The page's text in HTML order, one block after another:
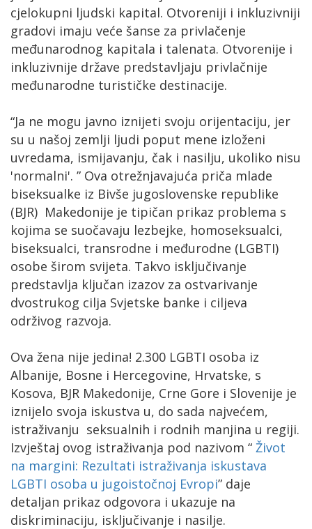
cjelokupni ljudski kapital. Otvoreniji i inkluzivniji
gradovi imaju veće šanse za privlačenje
međunarodnog kapitala i talenata. Otvorenije i
inkluzivnije države predstavljaju privlačnije
međunarodne turističke destinacije.
“Ja ne mogu javno iznijeti svoju orijentaciju, jer
su u našoj zemlji ljudi poput mene izloženi
uvredama, ismijavanju, čak i nasilju, ukoliko nisu
'normalni'. ” Ova otrežnjavajuća priča mlade
biseksualke iz Bivše jugoslovenske republike
(BJR) Makedonije je tipičan prikaz problema s
kojima se suočavaju lezbejke, homoseksualci,
biseksualci, transrodne i međurodne (LGBTI)
osobe širom svijeta. Takvo isključivanje
predstavlja ključan izazov za ostvarivanje
dvostrukog cilja Svjetske banke i ciljeva
održivog razvoja.
Ova žena nije jedina! 2.300 LGBTI osoba iz
Albanije, Bosne i Hercegovine, Hrvatske, s
Kosova, BJR Makedonije, Crne Gore i Slovenije je
iznijelo svoja iskustva u, do sada najvećem,
istraživanju seksualnih i rodnih manjina u regiji.
Izvještaj ovog istraživanja pod nazivom “ Život
na margini: Rezultati istraživanja iskustava
LGBTI osoba u jugoistočnoj Evropi” daje
detaljan prikaz odgovora i ukazuje na
diskriminaciju, isključivanje i nasilje.